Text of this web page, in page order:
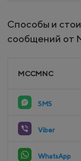
Способы и
сообщений от
MCCMNC
SMS
Viber
WhatsApp